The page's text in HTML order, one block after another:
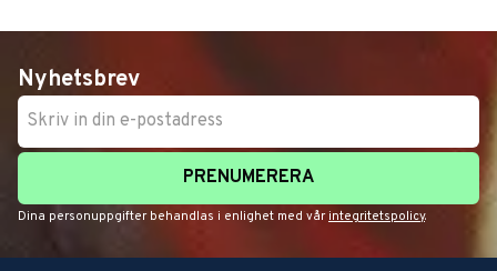
Nyhetsbrev
PRENUMERERA
Dina personuppgifter behandlas i enlighet med vår integritetspolicy.